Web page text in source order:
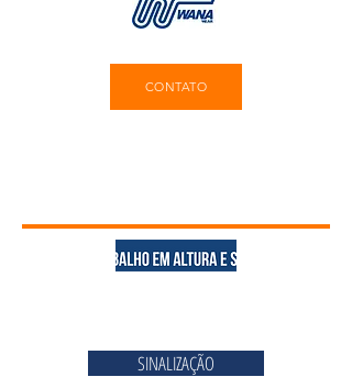
CONTATO
SINALIZAÇÃO